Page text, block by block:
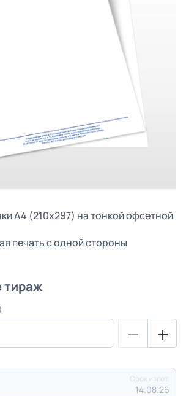
А4 (210х297) на тонкой офсетной
печать с одной стороны
тираж
Срок изгот.
14.08.26